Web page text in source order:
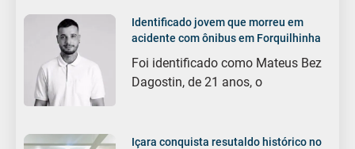
Identificado jovem que morreu em
acidente com ônibus em Forquilhinha
Foi identificado como Mateus Bez
Dagostin, de 21 anos, o
Içara conquista resutaldo histórico no